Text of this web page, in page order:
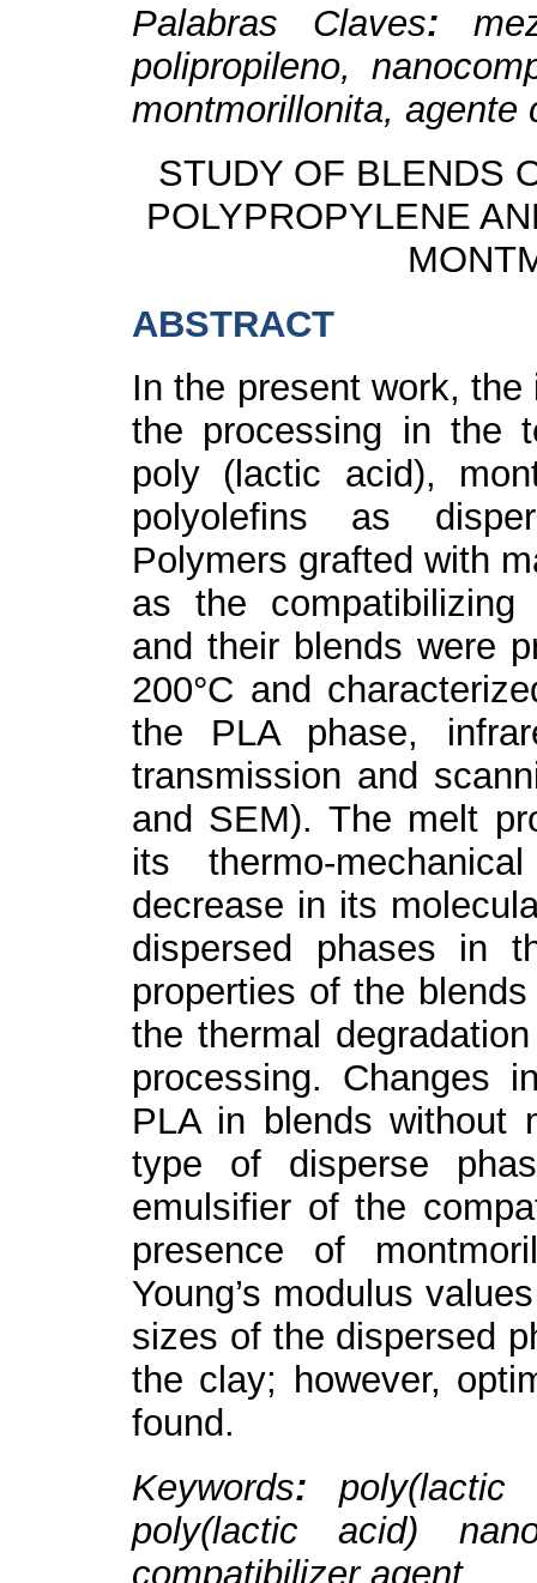
Palabras Claves:
polipropileno,
montmorillonita, agente
STUDY OF BLENDS
POLYPROPYLENE
ABSTRACT
In the present work,
the processing in the
poly (lactic acid),
polyolefins as
Polymers grafted with
as the compatibilizing
and their blends were
200°C and
the PLA phase,
transmission and
and SEM). The melt
its thermo-
decrease in its
dispersed phases in
properties of the
the thermal
processing. Changes
PLA in blends without
type of disperse
emulsifier of the
presence of
Young’s modulus
sizes of the dispersed
the clay; however,
found.
Keywords: poly(lactic
poly(lactic acid)
compatibilizer agent.